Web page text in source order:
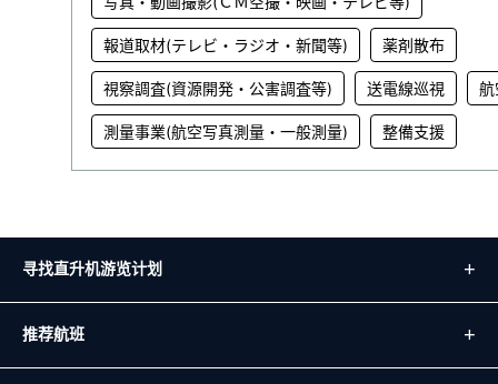
報道取材(テレビ・ラジオ・新聞等) 薬剤散布
視察調査(資源開発・公害調査等) 送電線巡視 航
測量事業(航空写真測量・一般測量) 整備支援
寻找直升机游览计划
推荐航班